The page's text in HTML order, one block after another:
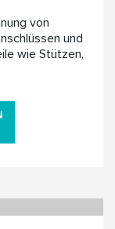
von
und
wie Stützen,